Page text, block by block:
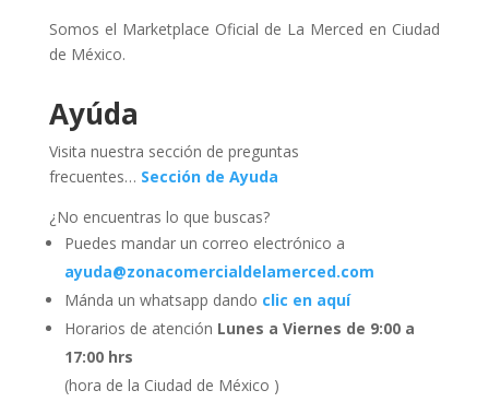
Somos el Marketplace Oficial de La Merced en Ciudad
de México.
Ayúda
Visita nuestra sección de preguntas
frecuentes… Sección de Ayuda
¿No encuentras lo que buscas?
Puedes mandar un correo electrónico a
ayuda@zonacomercialdelamerced.com
Mánda un whatsapp dando clic en aquí
Horarios de atención Lunes a Viernes de 9:00 a
17:00 hrs
(hora de la Ciudad de México )